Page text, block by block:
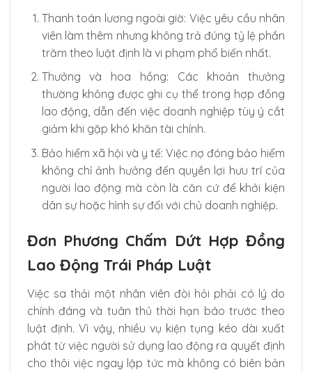
Thanh toán lương ngoài giờ: Việc yêu cầu nhân
viên làm thêm nhưng không trả đúng tỷ lệ phần
trăm theo luật định là vi phạm phổ biến nhất.
Thưởng và hoa hồng: Các khoản thưởng
thường không được ghi cụ thể trong hợp đồng
lao động, dẫn đến việc doanh nghiệp tùy ý cắt
giảm khi gặp khó khăn tài chính.
Bảo hiểm xã hội và y tế: Việc nợ đóng bảo hiểm
không chỉ ảnh hưởng đến quyền lợi hưu trí của
người lao động mà còn là căn cứ để khởi kiện
dân sự hoặc hình sự đối với chủ doanh nghiệp.
Đơn Phương Chấm Dứt Hợp Đồng
Lao Động Trái Pháp Luật
Việc sa thải một nhân viên đòi hỏi phải có lý do
chính đáng và tuân thủ thời hạn báo trước theo
luật định. Vì vậy, nhiều vụ kiện tụng kéo dài xuất
phát từ việc người sử dụng lao động ra quyết định
cho thôi việc ngay lập tức mà không có biên bản